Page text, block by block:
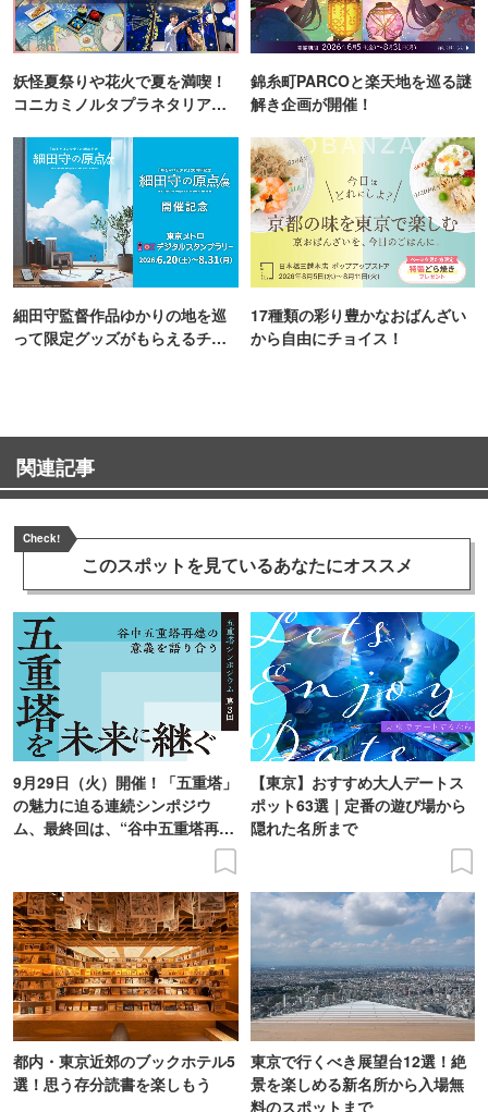
妖怪夏祭りや花火で夏を満喫！
コニカミノルタプラネタリア
錦糸町PARCOと楽天地を巡る謎
解き企画が開催！
細田守監督作品ゆかりの地を巡
って限定グッズがもらえるチャ
17種類の彩り豊かなおばんざい
から自由にチョイス！
関連記事
Check!
このスポットを見ているあなたにオススメ
9月29日（火）開催！「五重塔」
の魅力に迫る連続シンポジウ
ム、最終回は、“谷中五重塔再建
【東京】おすすめ大人デートス
ポット63選｜定番の遊び場から
隠れた名所まで
都内・東京近郊のブックホテル5
選！思う存分読書を楽しもう
東京で行くべき展望台12選！絶
景を楽しめる新名所から入場無
料のスポットまで